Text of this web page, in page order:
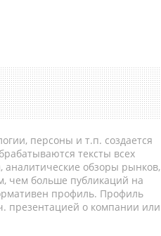
персоны и т.п. создается
тексты всех
, аналитические обзоры рынков,
чем больше публикаций на
профиль. Профиль
презентацией о компании или